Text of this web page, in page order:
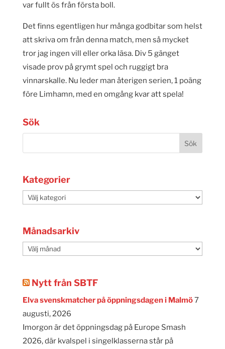
var fullt ös från första boll.
Det finns egentligen hur många godbitar som helst
att skriva om från denna match, men så mycket
tror jag ingen vill eller orka läsa. Div 5 gänget
visade prov på grymt spel och ruggigt bra
vinnarskalle. Nu leder man återigen serien, 1 poäng
före Limhamn, med en omgång kvar att spela!
Sök
Kategorier
Kategorier
Månadsarkiv
Månadsarkiv
Nytt från SBTF
Elva svenskmatcher på öppningsdagen i Malmö7
augusti, 2026
Imorgon är det öppningsdag på Europe Smash
2026, där kvalspel i singelklasserna står på